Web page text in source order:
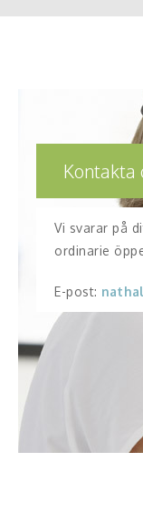
Kontakta
Vi svarar på
ordinarie
E-post: